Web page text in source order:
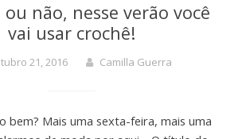
não, nesse verão você
vai usar crochê!
21, 2016 Camilla Guerra
bem? Mais uma sexta-feira, mais uma